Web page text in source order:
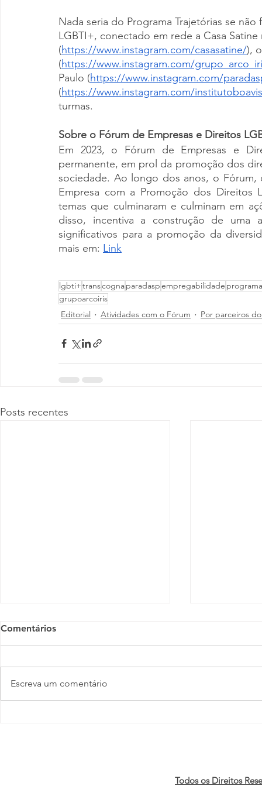
Nada seria do Programa Trajetórias se
LGBTI+, conectado em rede a Casa
(https://www.instagram.com/casasatine/),
(https://www.instagram.com/
Paulo (https://www.instagram.com/
(https://www.instagram.com/
turmas.
Sobre o Fórum de Empresas e Direitos
Em 2023, o Fórum de Empresas e
permanente, em prol da promoção dos
sociedade. Ao longo dos anos, o Fórum,
Empresa com a Promoção dos Direitos
temas que culminaram e culminam em
disso, incentiva a construção de uma
significativos para a promoção da
mais em: Link
lgbti+transcognaparadaspempregabilidade
grupoarcoiris
Editorial
Atividades com o Fórum Por parceiros
Posts recentes
Comentários
Escreva um comentário
Todos os Direitos